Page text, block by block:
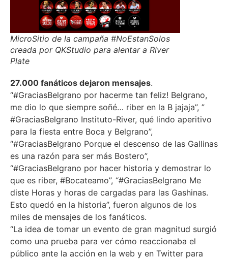
MicroSitio de la campaña #NoEstanSolos
creada por QKStudio para alentar a River
Plate
27.000 fanáticos dejaron mensajes.
“#GraciasBelgrano por hacerme tan feliz! Belgrano,
me dio lo que siempre soñé… riber en la B jajaja”, ”
#GraciasBelgrano Instituto-River, qué lindo aperitivo
para la fiesta entre Boca y Belgrano”,
“#GraciasBelgrano Porque el descenso de las Gallinas
es una razón para ser más Bostero”,
“#GraciasBelgrano por hacer historia y demostrar lo
que es riber, #Bocateamo”, “#GraciasBelgrano Me
diste Horas y horas de cargadas para las Gashinas.
Esto quedó en la historia”, fueron algunos de los
miles de mensajes de los fanáticos.
“La idea de tomar un evento de gran magnitud surgió
como una prueba para ver cómo reaccionaba el
público ante la acción en la web y en Twitter para